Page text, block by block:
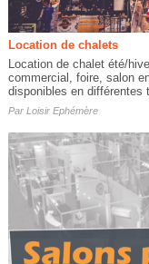
Location de chalets
Location de chalet été/
commercial, foire, salon
disponibles en différentes
Par Loisir Ephémère